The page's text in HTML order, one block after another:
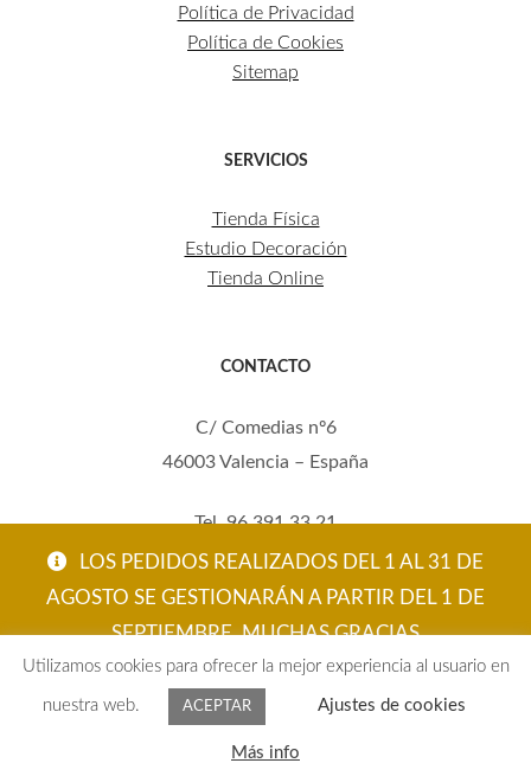
LOS PEDIDOS REALIZADOS DEL 1 AL 31 DE
AGOSTO SE GESTIONARÁN A PARTIR DEL 1 DE
SEPTIEMBRE. MUCHAS GRACIAS
ACEPTAR
Política de Privacidad
Política de Cookies
Sitemap
SERVICIOS
Tienda Física
Estudio Decoración
Tienda Online
CONTACTO
C/ Comedias nº6
46003 Valencia – España
Tel. 96 391 33 21
Mov. 620 123 461
carola@eltallerdecarola.com
© El Taller de Carola 2026
Utilizamos cookies para ofrecer la mejor experiencia al usuario en
nuestra web. ACEPTAR Ajustes de cookies
Más info